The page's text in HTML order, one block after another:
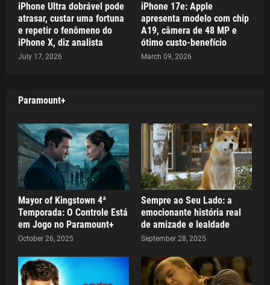
iPhone Ultra dobrável pode
atrasar, custar uma fortuna
e repetir o fenômeno do
iPhone X, diz analista
July 17, 2026
iPhone 17e: Apple
apresenta modelo com chip
A19, câmera de 48 MP e
ótimo custo-benefício
March 09, 2026
Paramount+
Mayor of Kingstown 4ª
Temporada: O Controle Está
em Jogo no Paramount+
October 26, 2025
Sempre ao Seu Lado: a
emocionante história real
de amizade e lealdade
September 28, 2025